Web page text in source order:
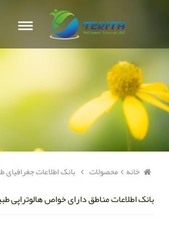
خانه محصولات بانک اطلاعات جغرافیای
بانک اطلاعات مناطق دارای خواص